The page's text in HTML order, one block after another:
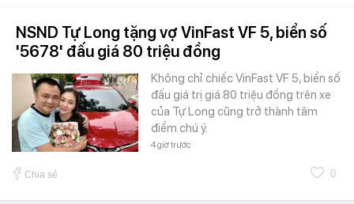
NSND Tự Long tặng vợ VinFast VF 5, biển số
'5678' đấu giá 80 triệu đồng
Không chỉ chiếc VinFast VF 5, biển số
đấu giá trị giá 80 triệu đồng trên xe
của Tự Long cũng trở thành tâm
điểm chú ý.
4 giờ trước
Chia sẻ 0